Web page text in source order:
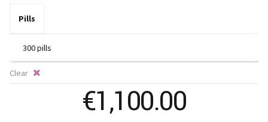
Pills
Clear
€1,100.00